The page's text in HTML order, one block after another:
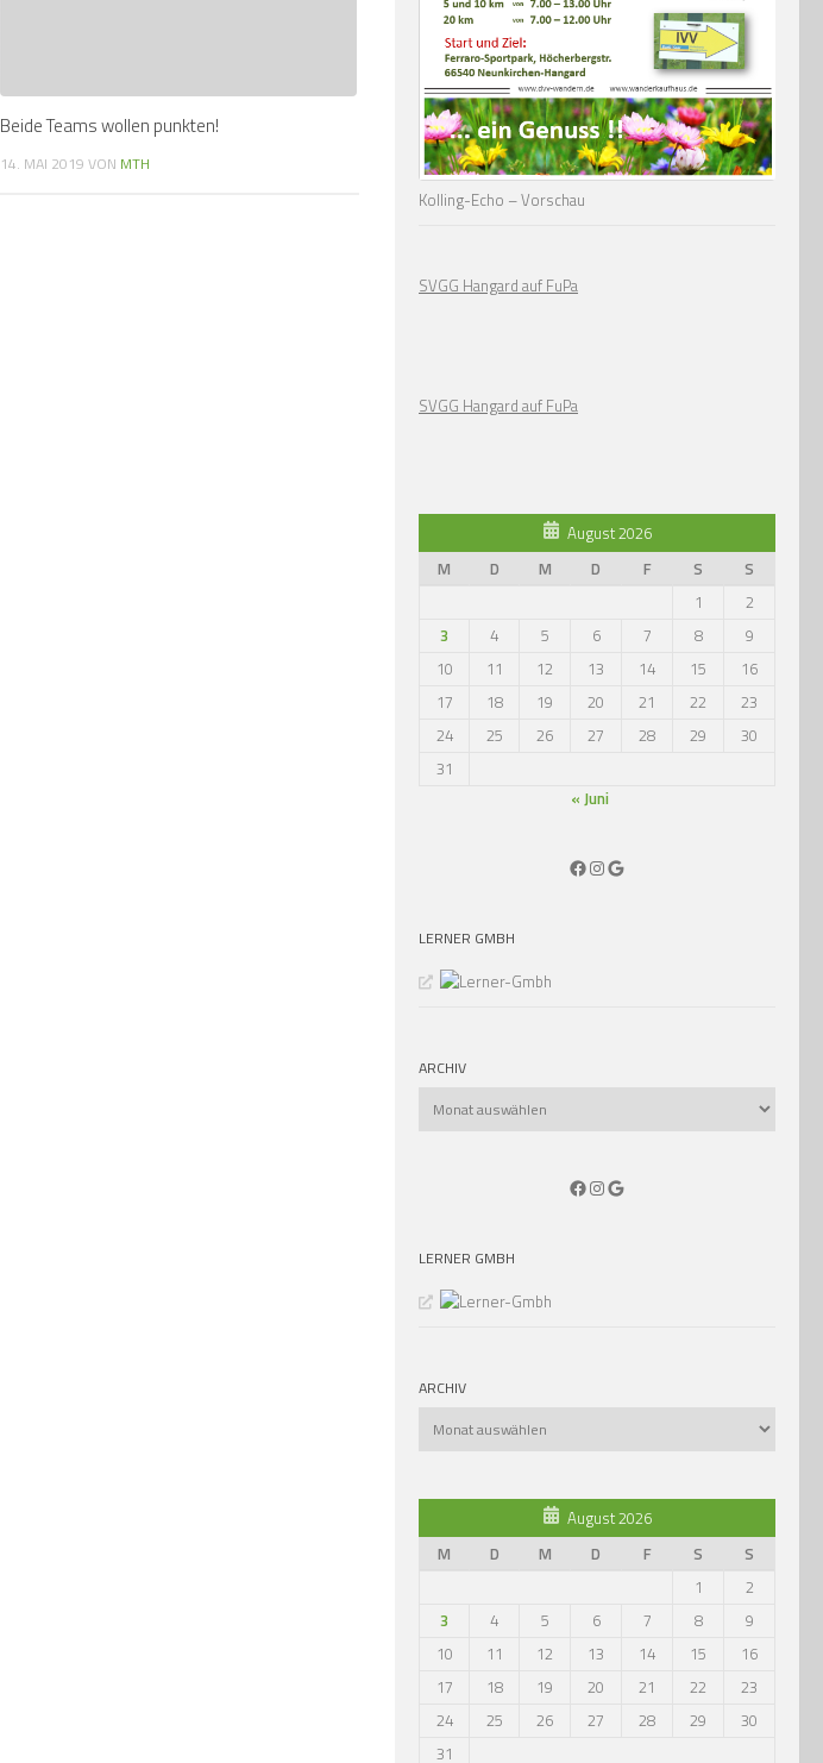
Beide Teams wollen punkten!
14. MAI 2019 VON MTH
Kolling-Echo – Vorschau
SVGG Hangard auf FuPa
SVGG Hangard auf FuPa
August 2026
M
D M D F S
S
1
2
3
4 5 6 7 8
9
10
11 12 13 14 15
16
17
18 19 20 21 22
23
24
25 26 27 28 29
30
31
« Juni
Facebook
Instagram
Google
LERNER GMBH
ARCHIV
Facebook
Instagram
Google
LERNER GMBH
ARCHIV
August 2026
M
D M D F S
S
1
2
3
4 5 6 7 8
9
10
11 12 13 14 15
16
17
18 19 20 21 22
23
24
25 26 27 28 29
30
31